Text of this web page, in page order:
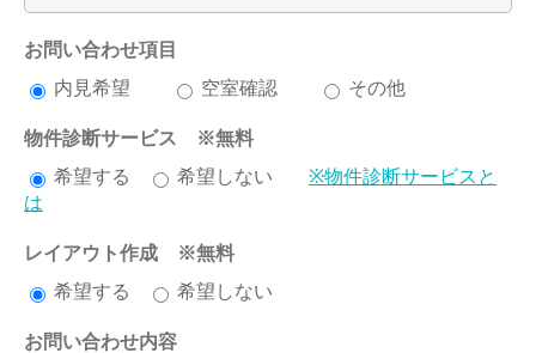
お問い合わせ項目
内見希望
空室確認 その他
物件診断サービス ※無料
希望する
希望しない
※物件診断サービスと
は
レイアウト作成 ※無料
希望する
希望しない
お問い合わせ内容